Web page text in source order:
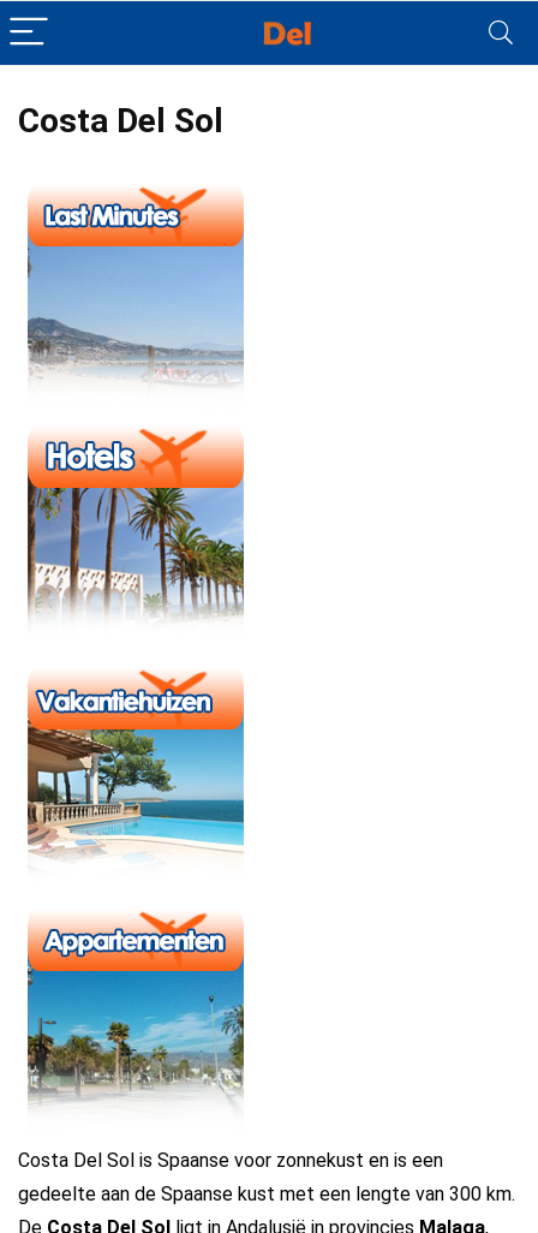
Costa Del Sol
Costa Del Sol is Spaanse voor zonnekust en is een
gedeelte aan de Spaanse kust met een lengte van 300 km.
De Costa Del Sol ligt in Andalusië in provincies Malaga,